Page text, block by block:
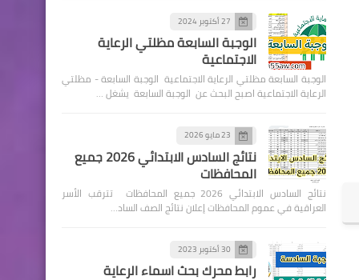
27 أكتوبر 2024
الوجبة السابعة مظلتي الرعاية
الاجتماعية
الوجبة السابعة مظلتي الرعاية الاجتماعية الوجبة السابعة - مظلتي
الرعاية الاجتماعية اصبح البحث عن الوجبة السابعة يشغل …
23 مايو 2026
نتائج السادس الابتدائي 2026 جميع
المحافظات
نتائج السادس الابتدائي 2026 جميع المحافظات تترقب الأسر
العراقية في عموم المحافظات إعلان نتائج الصف الساد…
30 أكتوبر 2023
رابط محرك بحث اسماء الرعاية